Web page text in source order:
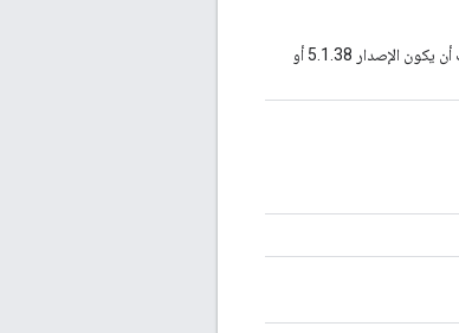
إذا أردت الاتصال بتثبيت Jamboard عن بُعد، يجب أن يكون الإصدار 5.1.38 أو